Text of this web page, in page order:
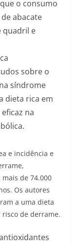
o consumo
abacate
quadril e
sobre o
síndrome
dieta rica em
na
e incidência e
de 74.000
Os autores
a uma dieta
de derrame.